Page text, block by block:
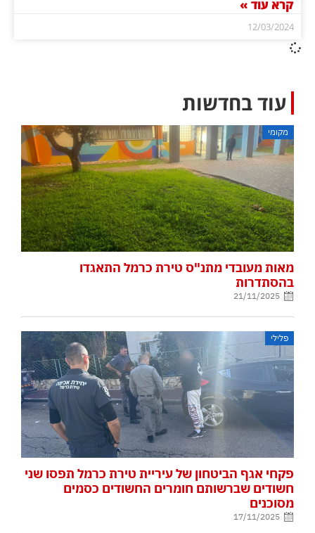
קרא עוד »
12/03/2024
עוד בחדשות
מקומי
מאות מעובדי מתנ"ס טירת כרמל התאגדו
בהסתדרות
21/11/2025
פלילי
פקחי אגף הביטחון של עיריית טירת כרמל תפסו שני
חשודים שברשותם חומרים החשודים כסמים
מסוכנים
17/11/2025